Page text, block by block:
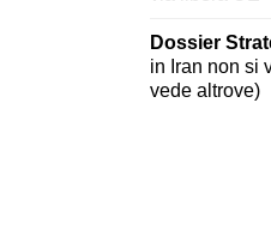
Dossier
in Iran non si
vede altrove)